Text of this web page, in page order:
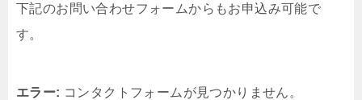
下記のお問い合わせフォームからもお申込み可能で
す。
エラー: コンタクトフォームが見つかりません。